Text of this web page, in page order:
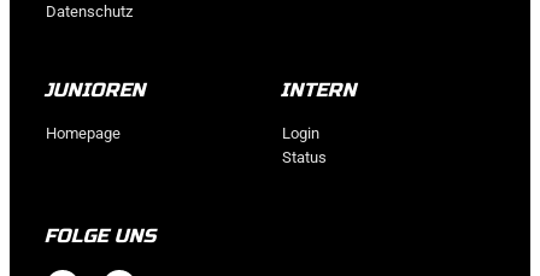
Datenschutz
JUNIOREN
Homepage
INTERN
Login
Status
FOLGE UNS